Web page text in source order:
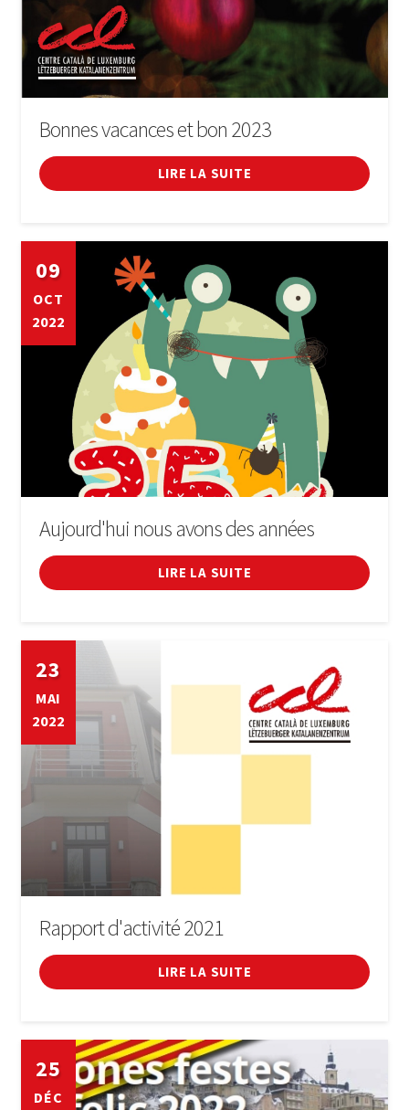
Bonnes vacances et bon 2023
LIRE LA SUITE
09
OCT
2022
Aujourd'hui nous avons des années
LIRE LA SUITE
23
MAI
2022
Rapport d'activité 2021
LIRE LA SUITE
25
DÉC